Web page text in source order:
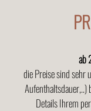
ab
die Preise sind sehr
Aufenthaltsdauer,..)
Details Ihrem